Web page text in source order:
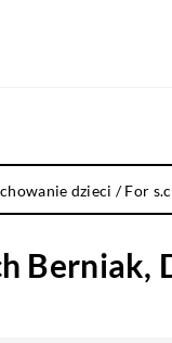
dzieci /For
Berniak,